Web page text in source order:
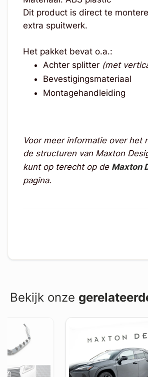
Dit product is direct te
extra spuitwerk.
Het pakket bevat o.a.:
Achter splitter (met
Bevestigingsmateriaal
Montagehandleiding
Voor meer informatie over het
de structuren van Maxton
kunt op terecht op de Maxton
pagina.
Bekijk onze